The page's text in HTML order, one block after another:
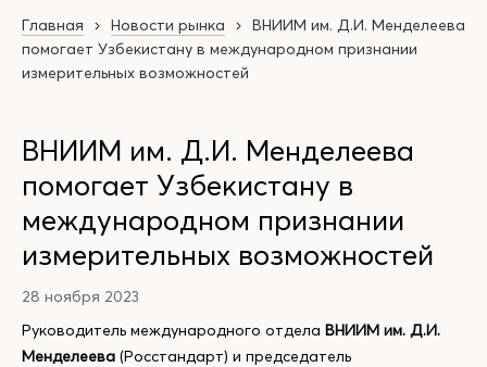
Главная Новости рынка
ВНИИМ им. Д.И. Менделеева
помогает Узбекистану в международном признании
измерительных возможностей
ВНИИМ им. Д.И. Менделеева
помогает Узбекистану в
международном признании
измерительных возможностей
28 ноября 2023
Руководитель международного отдела ВНИИМ им. Д.И.
Менделеева (Росстандарт) и председатель